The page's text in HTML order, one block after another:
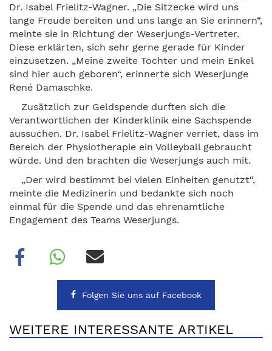
Dr. Isabel Frielitz-Wagner. „Die Sitzecke wird uns
lange Freude bereiten und uns lange an Sie erinnern“,
meinte sie in Richtung der Weserjungs-Vertreter.
Diese erklärten, sich sehr gerne gerade für Kinder
einzusetzen. „Meine zweite Tochter und mein Enkel
sind hier auch geboren“, erinnerte sich Weserjunge
René Damaschke.
Zusätzlich zur Geldspende durften sich die
Verantwortlichen der Kinderklinik eine Sachspende
aussuchen. Dr. Isabel Frielitz-Wagner verriet, dass im
Bereich der Physiotherapie ein Volleyball gebraucht
würde. Und den brachten die Weserjungs auch mit.
„Der wird bestimmt bei vielen Einheiten genutzt“,
meinte die Medizinerin und bedankte sich noch
einmal für die Spende und das ehrenamtliche
Engagement des Teams Weserjungs.
Folgen Sie uns auf Facebook
WEITERE INTERESSANTE ARTIKEL